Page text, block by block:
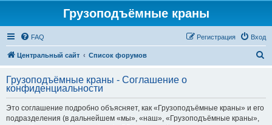
Грузоподъёмные краны
FAQ Вход
Регистрация
Центральный сайт Список форумов
с
Грузоподъёмные краны - Соглашение о
конфиденциальности
Это соглашение подробно объясняет, как «Грузоподъёмные краны» и его
подразделения (в дальнейшем «мы», «наш», «Грузоподъёмные краны»,